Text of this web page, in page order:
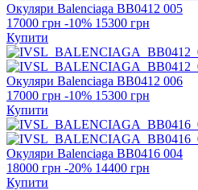
Окуляри Balenciaga BB0412 005
17000 грн -10% 15300 грн
Купити
Окуляри Balenciaga BB0412 006
17000 грн -10% 15300 грн
Купити
Окуляри Balenciaga BB0416 004
18000 грн -20% 14400 грн
Купити